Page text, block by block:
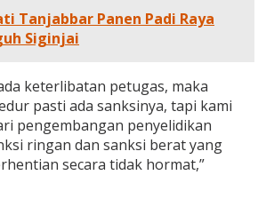
Tanjabbar Panen Padi Raya
Siginjai
keterlibatan petugas, maka
pasti ada sanksinya, tapi kami
pengembangan penyelidikan
ringan dan sanksi berat yang
secara tidak hormat,”